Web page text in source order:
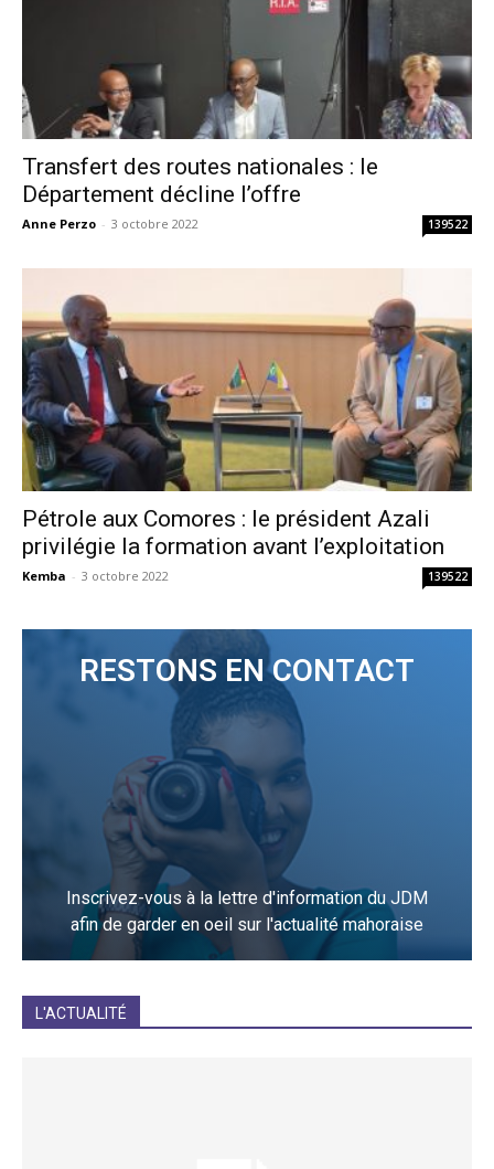
Transfert des routes nationales : le
Département décline l’offre
Anne Perzo - 3 octobre 2022 139522
Pétrole aux Comores : le président Azali
privilégie la formation avant l’exploitation
Kemba - 3 octobre 2022 139522
RESTONS EN CONTACT
Inscrivez-vous à la lettre d'information du JDM
afin de garder en oeil sur l'actualité mahoraise
L'ACTUALITÉ